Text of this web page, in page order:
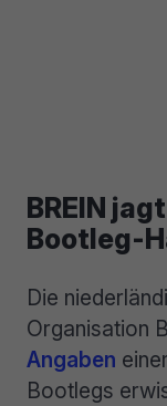
BREIN
Bootleg-
Die
Organisation
Angaben
Bootlegs